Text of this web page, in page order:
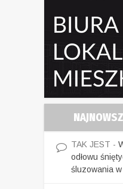
TAK JEST -
odłowu
śluzowania